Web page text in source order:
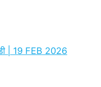
| 19 FEB 2026